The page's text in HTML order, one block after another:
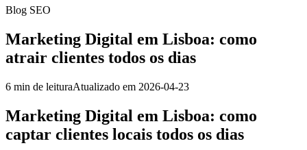
Blog SEO
Marketing Digital em Lisboa: como
atrair clientes todos os dias
6 min de leituraAtualizado em 2026-04-23
Marketing Digital em Lisboa: como
captar clientes locais todos os dias